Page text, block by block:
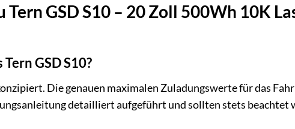
GSD S10 – 20 Zoll 500Wh 10K
GSD S10?
Die genauen maximalen Zuladungswerte für das
detailliert aufgeführt und sollten stets beachtet